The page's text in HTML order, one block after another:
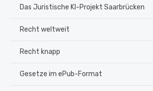
Das Juristische KI-Projekt Saarbrücken
Recht weltweit
Recht knapp
Gesetze im ePub-Format